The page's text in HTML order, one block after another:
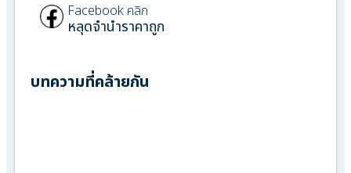
Facebook คลิก
หลุดจำนำราคาถูก
บทความที่คล้ายกัน